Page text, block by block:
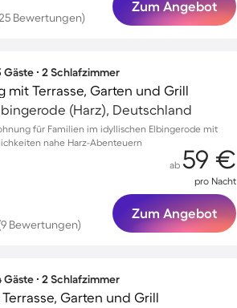
Bewertungen)
Zum Angebot
Gäste ∙ 2 Schlafzimmer
mit Terrasse, Garten und Grill
(Harz), Deutschland
für Familien im idyllischen Elbingerode mit
nahe Harz-Abenteuern
Bewertungen)
ab 59 €
pro Nacht
Zum Angebot
Gäste ∙ 2 Schlafzimmer
Garten und Grill